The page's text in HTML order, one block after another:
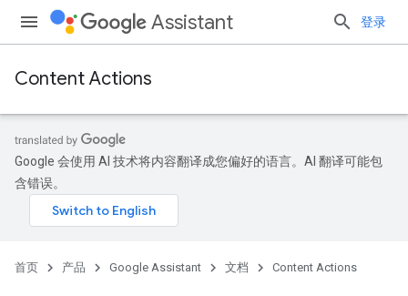
Assistant 登录
Content Actions
Google 会使用 AI 技术将内容翻译成您偏好的语言。AI 翻译可能包
含错误。
首页 产品 Google Assistant 文档 Content Actions